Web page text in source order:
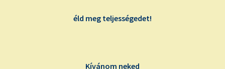
éld meg teljességedet!
Kívánom neked